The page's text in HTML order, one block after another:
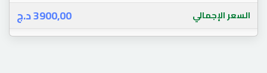
السعر الإجمالي 3900,00د.ج